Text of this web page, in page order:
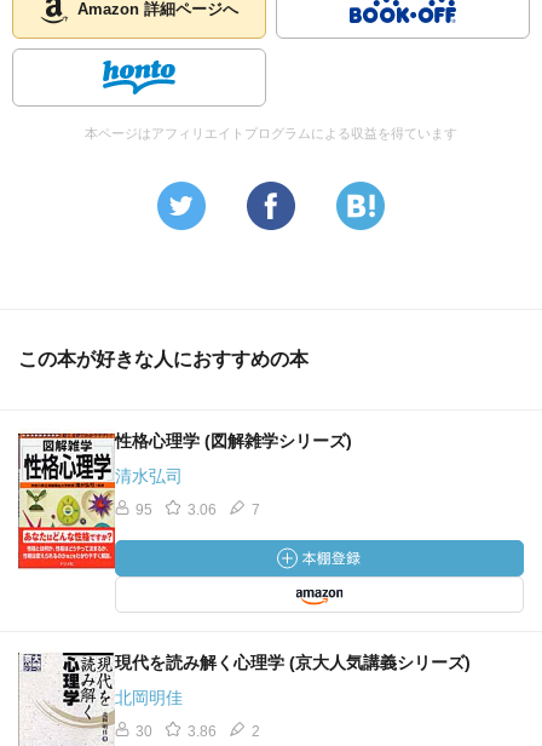
Amazon 詳細ページへ
本ページはアフィリエイトプログラムによる収益を得ています
この本が好きな人におすすめの本
性格心理学 (図解雑学シリーズ)
清水弘司
95 3.06 7
現代を読み解く心理学 (京大人気講義シリーズ)
北岡明佳
30 3.86 2